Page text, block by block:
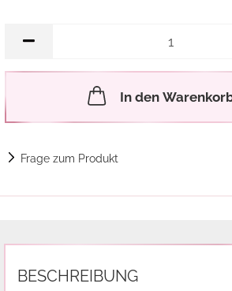
Merkzettel
In den
Frage zum Produkt
BESCHREIBUNG